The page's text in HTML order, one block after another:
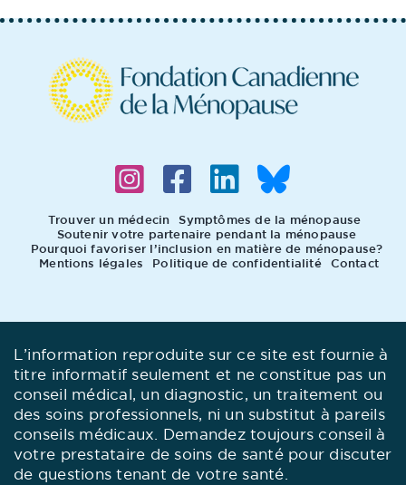
Trouver un médecin
Symptômes de la ménopause
Soutenir votre partenaire pendant la ménopause
Pourquoi favoriser l’inclusion en matière de ménopause?
Mentions légales
Politique de confidentialité Contact
L’information reproduite sur ce site est fournie à
titre informatif seulement et ne constitue pas un
conseil médical, un diagnostic, un traitement ou
des soins professionnels, ni un substitut à pareils
conseils médicaux. Demandez toujours conseil à
votre prestataire de soins de santé pour discuter
de questions tenant de votre santé.